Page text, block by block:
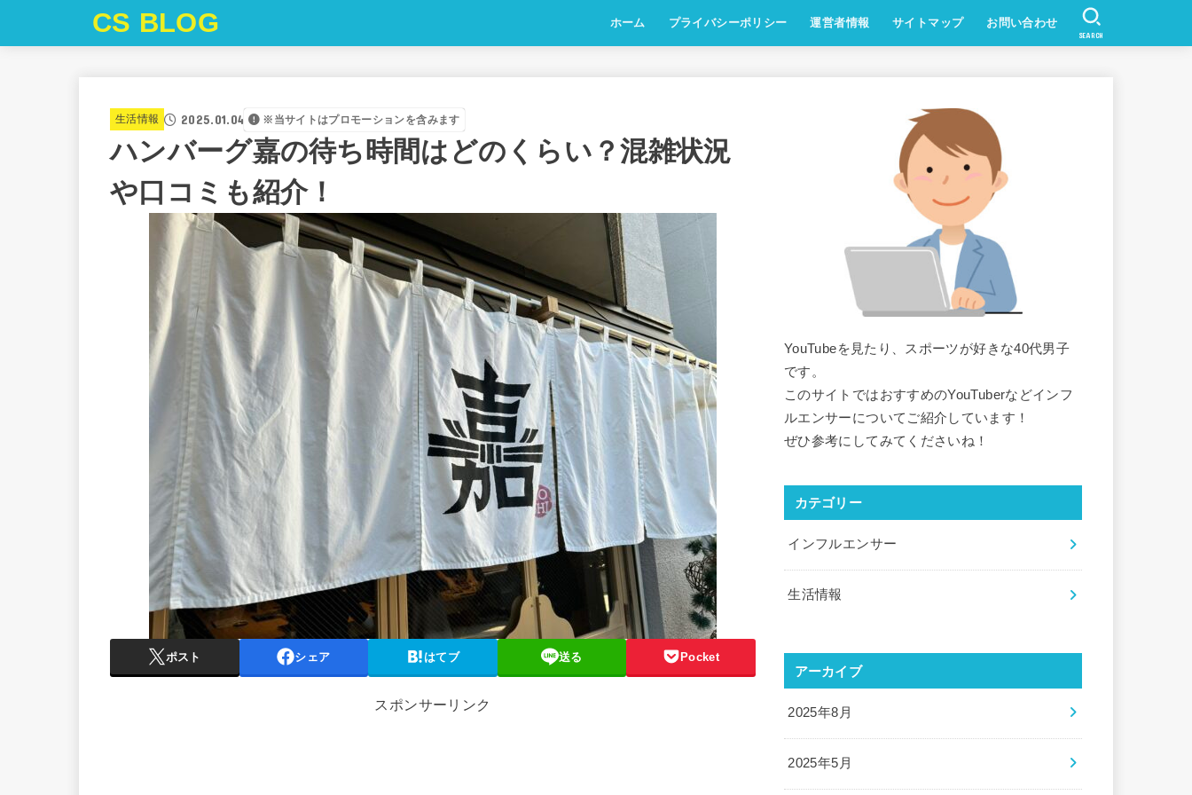
CS BLOG ホーム プライバシーポリシー 運営者情報 サイトマップ お問い合わせ
SEARCH
生活情報 2025.01.04 ※当サイトはプロモーションを含みます
ハンバーグ嘉の待ち時間はどのくらい？混雑状況
や口コミも紹介！
ポスト シェア はてブ 送る Pocket
スポンサーリンク
YouTubeを見たり、スポーツが好きな40代男子
です。
このサイトではおすすめのYouTuberなどインフ
ルエンサーについてご紹介しています！
ぜひ参考にしてみてくださいね！
カテゴリー
インフルエンサー
生活情報
アーカイブ
2025年8月
2025年5月